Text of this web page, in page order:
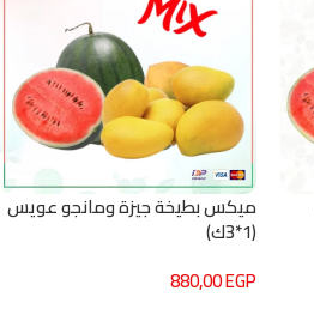
ميكس بطيخة جيزة ومانجو عويس
(1*3ك)
880,00EGP